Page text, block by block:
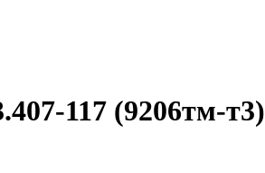
117 (9206тм-т3)